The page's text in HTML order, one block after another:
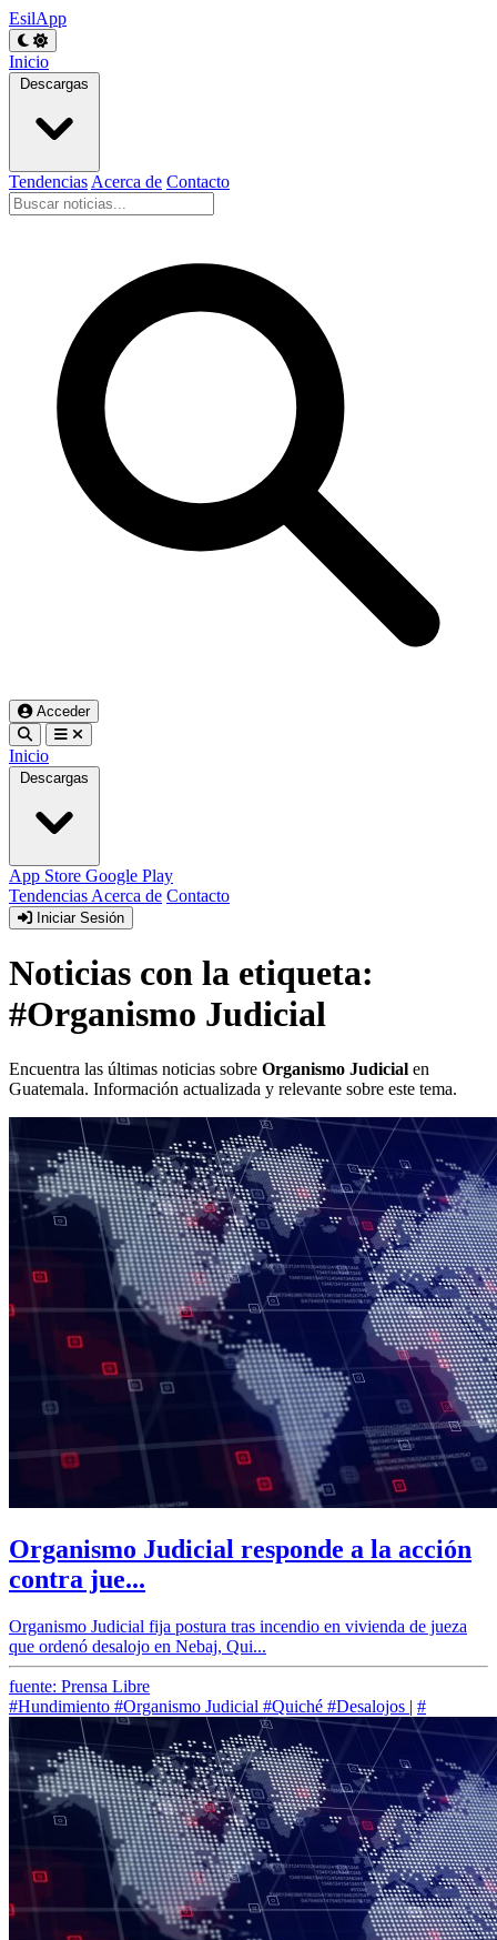
EsilApp
Inicio
Descargas
Tendencias Acerca de Contacto
Acceder
Inicio
Descargas
App Store Google Play
Tendencias Acerca de Contacto
Iniciar Sesión
Noticias con la etiqueta:
#Organismo Judicial
Encuentra las últimas noticias sobre Organismo Judicial en
Guatemala. Información actualizada y relevante sobre este tema.
Organismo Judicial responde a la acción
contra jue...
Organismo Judicial fija postura tras incendio en vivienda de jueza
que ordenó desalojo en Nebaj, Qui...
fuente: Prensa Libre
#Hundimiento #Organismo Judicial #Quiché #Desalojos | #